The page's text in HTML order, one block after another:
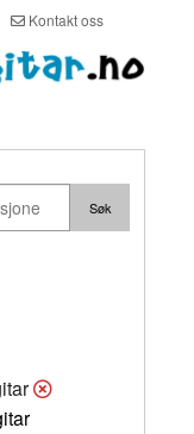
Kontakt oss